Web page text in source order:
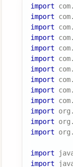
import com.
import
com.
import
com.
import
com.
import
com.
import
com.
import
com.
import
com.
import
com.
import
com.
import
org .
import
org .
import
org .
import
import